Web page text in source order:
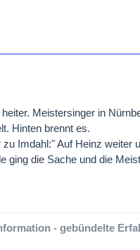
Meistersinger in
Hinten brennt es.
zu Imdahl:" Auf Heinz weiter
ging die Sache und die
- gebündelte